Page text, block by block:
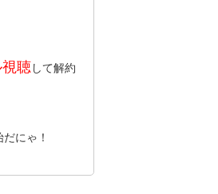
聴して解約
にゃ！